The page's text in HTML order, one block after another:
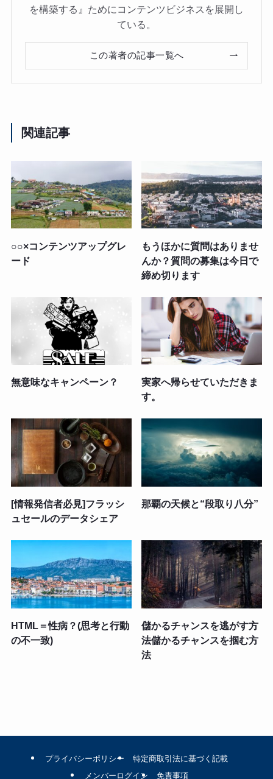
を構築する』ためにコンテンツビジネスを展開し
ている。
この著者の記事一覧へ
関連記事
○○×コンテンツアップグレ
ード
もうほかに質問はありませ
んか？質問の募集は今日で
締め切ります
無意味なキャンペーン？
実家へ帰らせていただきま
す。
[情報発信者必見]フラッシ
ュセールのデータシェア
那覇の天候と“段取り八分”
HTML＝性病？(思考と行動
の不一致)
儲かるチャンスを逃がす方
法儲かるチャンスを掴む方
法
プライバシーポリシー
特定商取引法に基づく記載
メンバーログイン
免責事項